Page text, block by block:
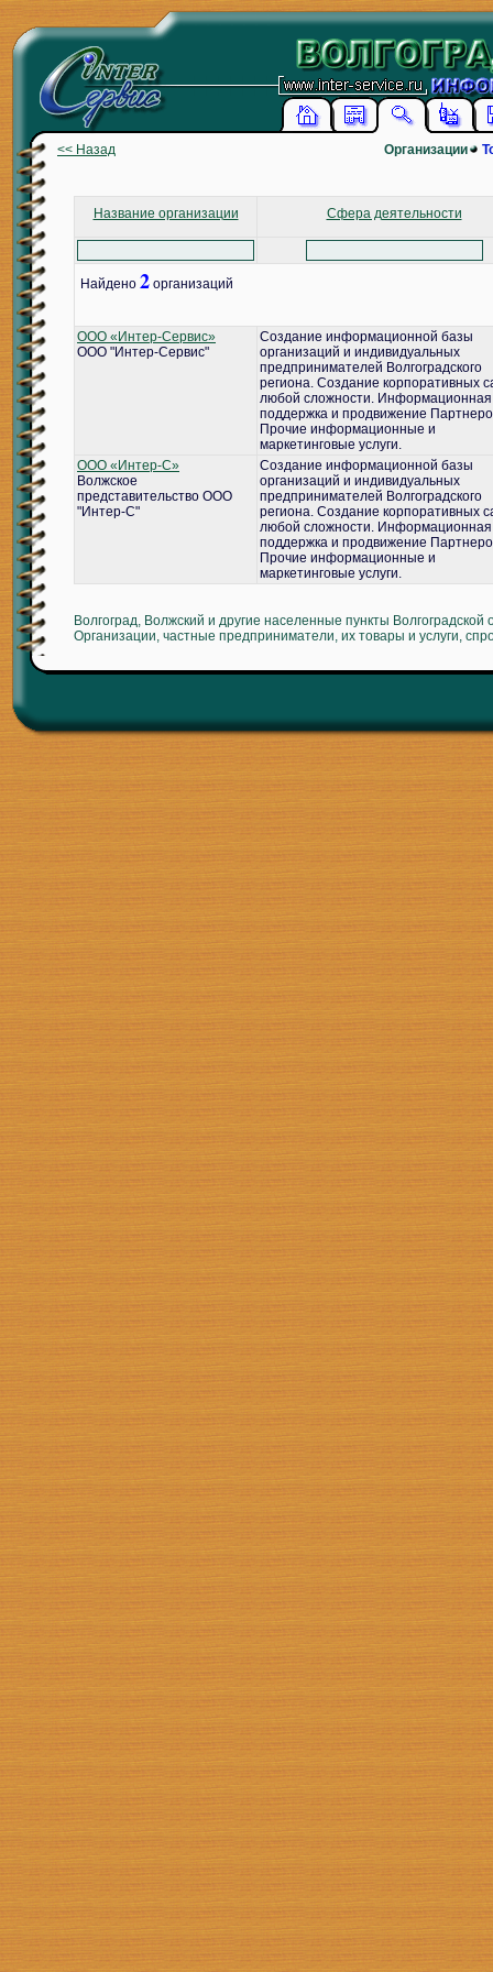
<< Назад Организации
Название организации Сфера деятельности
Найдено 2 организаций
ООО «Интер-Сервис»
ООО "Интер-Сервис"
Создание информационной базы
организаций и индивидуальных
предпринимателей Волгоградского
региона. Создание корпоративных
любой сложности. Информационная
поддержка и продвижение
Прочие информационные и
маркетинговые услуги.
ООО «Интер-С»
Волжское
представительство ООО
"Интер-С"
Создание информационной базы
организаций и индивидуальных
предпринимателей Волгоградского
региона. Создание корпоративных
любой сложности. Информационная
поддержка и продвижение
Прочие информационные и
маркетинговые услуги.
Волгоград, Волжский и другие населенные пункты Волгоградской
Организации, частные предприниматели, их товары и услуги,